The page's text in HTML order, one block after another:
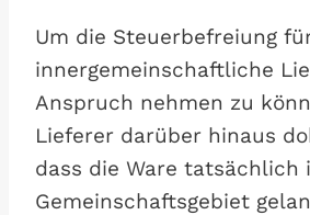
Um die Steuerbefreiung
innergemeinschaftliche
Anspruch nehmen zu
Lieferer darüber hinaus
dass die Ware tatsächlich
Gemeinschaftsgebiet